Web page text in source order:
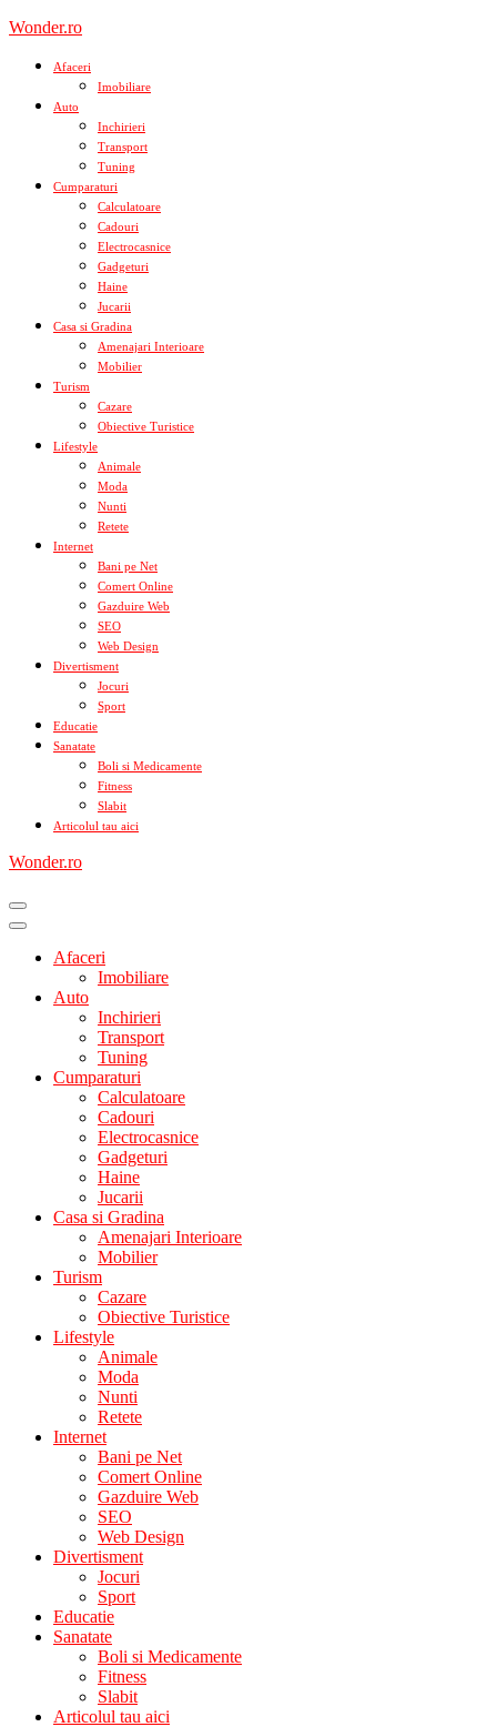
Skip
content
Wonder.ro
Afaceri
Imobiliare
Auto
Inchirieri
Transport
Tuning
Cumparaturi
Calculatoare
Cadouri
Electrocasnice
Gadgeturi
Haine
Jucarii
Casa si Gradina
Amenajari Interioare
Mobilier
Turism
Cazare
Obiective Turistice
Lifestyle
Animale
Moda
Nunti
Retete
Internet
Bani pe Net
Comert Online
Gazduire Web
SEO
Web Design
Divertisment
Jocuri
Sport
Educatie
Sanatate
Boli si Medicamente
Fitness
Slabit
Articolul tau aici
Wonder.ro
Afaceri
Imobiliare
Auto
Inchirieri
Transport
Tuning
Cumparaturi
Calculatoare
Cadouri
Electrocasnice
Gadgeturi
Haine
Jucarii
Casa si Gradina
Amenajari Interioare
Mobilier
Turism
Cazare
Obiective Turistice
Lifestyle
Animale
Moda
Nunti
Retete
Internet
Bani pe Net
Comert Online
Gazduire Web
SEO
Web Design
Divertisment
Jocuri
Sport
Educatie
Sanatate
Boli si Medicamente
Fitness
Slabit
Articolul tau aici